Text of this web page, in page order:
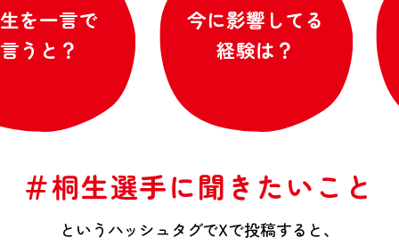
言で
？
今に影響してる
経験は？
＃桐生選手に聞きたいこと
というハッシュタグでXで投稿すると、